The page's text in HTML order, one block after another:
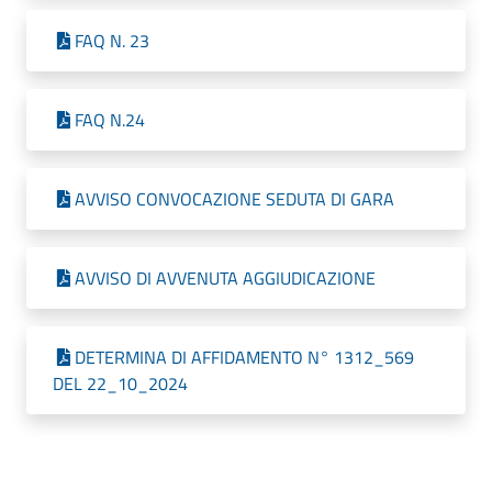
FAQ N. 23
FAQ N.24
AVVISO CONVOCAZIONE SEDUTA DI GARA
AVVISO DI AVVENUTA AGGIUDICAZIONE
DETERMINA DI AFFIDAMENTO N° 1312_569
DEL 22_10_2024